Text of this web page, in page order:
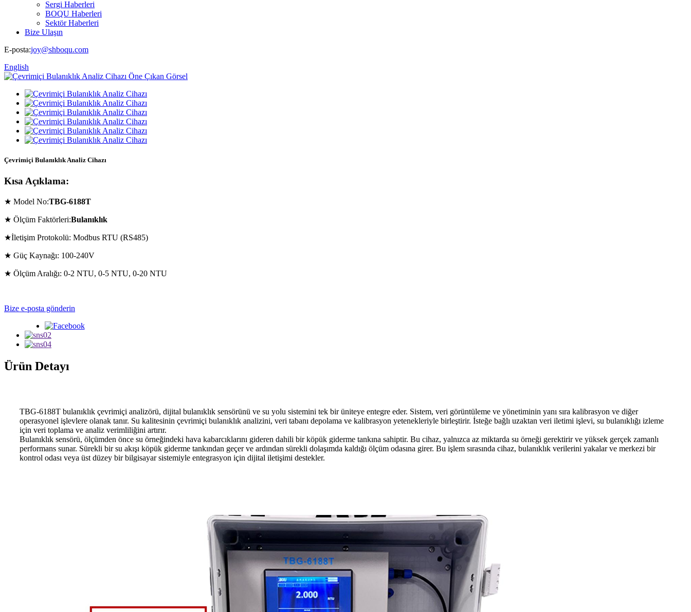
Sergi Haberleri
BOQU Haberleri
Sektör Haberleri
Bize Ulaşın
E-posta:joy@shboqu.com
English
Çevrimiçi Bulanıklık Analiz Cihazı
Kısa Açıklama:
★ Model No:TBG-6188T
★ Ölçüm Faktörleri:Bulanıklık
★İletişim Protokolü: Modbus RTU (RS485)
★ Güç Kaynağı: 100-240V
★ Ölçüm Aralığı: 0-2 NTU, 0-5 NTU, 0-20 NTU
Bize e-posta gönderin
Ürün Detayı
TBG-6188T bulanıklık çevrimiçi analizörü, dijital bulanıklık sensörünü ve su yolu sistemini tek bir üniteye entegre eder. Sistem, veri görüntüleme ve yönetiminin yanı sıra kalibrasyon ve diğer
operasyonel işlevlere olanak tanır. Su kalitesinin çevrimiçi bulanıklık analizini, veri tabanı depolama ve kalibrasyon yetenekleriyle birleştirir. İsteğe bağlı uzaktan veri iletimi işlevi, su bulanıklığı izleme
için veri toplama ve analiz verimliliğini artırır.
Bulanıklık sensörü, ölçümden önce su örneğindeki hava kabarcıklarını gideren dahili bir köpük giderme tankına sahiptir. Bu cihaz, yalnızca az miktarda su örneği gerektirir ve yüksek gerçek zamanlı
performans sunar. Sürekli bir su akışı köpük giderme tankından geçer ve ardından sürekli dolaşımda kaldığı ölçüm odasına girer. Bu işlem sırasında cihaz, bulanıklık verilerini yakalar ve merkezi bir
kontrol odası veya üst düzey bir bilgisayar sistemiyle entegrasyon için dijital iletişimi destekler.